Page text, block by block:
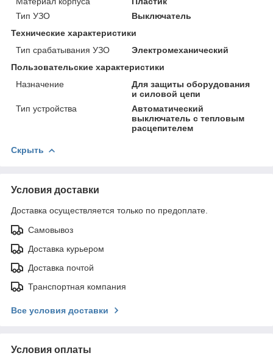
Тип УЗО
Выключатель
Технические характеристики
Тип срабатывания УЗО
Электромеханический
Пользовательские характеристики
Назначение
Для защиты оборудования
и силовой цепи
Тип устройства
Автоматический
выключатель с тепловым
расцепителем
Скрыть
Условия доставки
Доставка осуществляется только по предоплате.
Самовывоз
Доставка курьером
Доставка почтой
Транспортная компания
Все условия доставки
Условия оплаты